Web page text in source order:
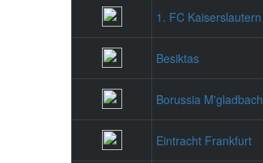
1. FC Kaiserslautern
Besiktas
Borussia M'gladbach
Eintracht Frankfurt